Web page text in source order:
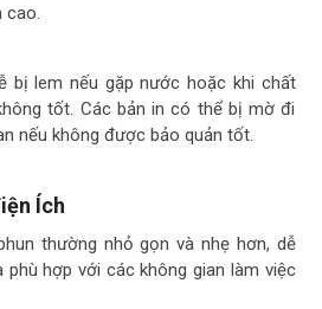
cao.
bị lem nếu gặp nước hoặc khi chất
tốt. Các bản in có thể bị mờ đi
nếu không được bảo quản tốt.
Ích
thường nhỏ gọn và nhẹ hơn, dễ
phù hợp với các không gian làm việc